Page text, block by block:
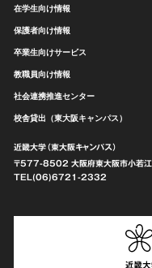
在学生向け情報
保護者向け情報
卒業生向けサービス
教職員向け情報
社会連携推進センター
校舎貸出（東大阪キャンパス）
近畿大学（東大阪キャンパス）
〒577-8502 大阪府東大阪市小若
TEL(06)6721-2332